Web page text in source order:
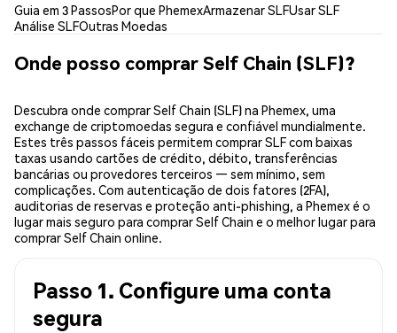
Guia em 3 PassosPor que PhemexArmazenar SLFUsar SLF
Análise SLFOutras Moedas
Onde posso comprar Self Chain (SLF)?
Descubra onde comprar Self Chain (SLF) na Phemex, uma
exchange de criptomoedas segura e confiável mundialmente.
Estes três passos fáceis permitem comprar SLF com baixas
taxas usando cartões de crédito, débito, transferências
bancárias ou provedores terceiros — sem mínimo, sem
complicações. Com autenticação de dois fatores (2FA),
auditorias de reservas e proteção anti-phishing, a Phemex é o
lugar mais seguro para comprar Self Chain e o melhor lugar para
comprar Self Chain online.
Passo 1. Configure uma conta
segura